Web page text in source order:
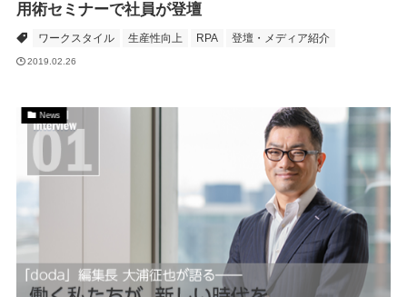
用術セミナーで社員が登壇
ワークスタイル 生産性向上 RPA 登壇・メディア紹介
2019.02.26
News